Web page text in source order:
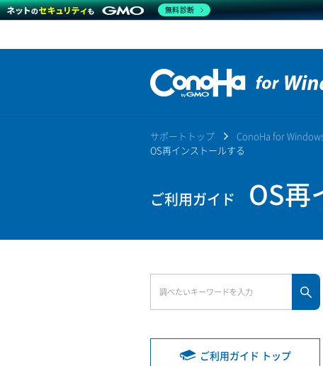
サポートトップ ConoHa for
OS再インストールする
ご利用ガイド OS再
ご利用ガイド トップ
無料診断